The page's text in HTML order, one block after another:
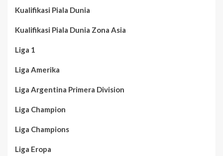
Kualifikasi Piala Dunia
Kualifikasi Piala Dunia Zona Asia
Liga 1
Liga Amerika
Liga Argentina Primera Division
Liga Champion
Liga Champions
Liga Eropa